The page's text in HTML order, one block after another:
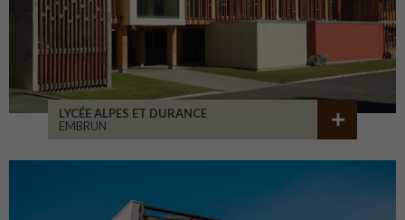
LYCÉE ALPES ET DURANCE
EMBRUN